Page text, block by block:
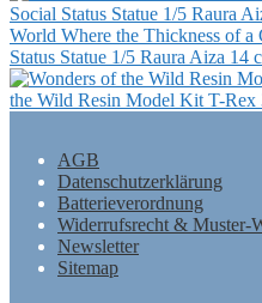
World Where the Thickness of
Status Statue 1/5 Raura Aiza 14
the Wild Resin Model Kit T-Rex
AGB
Datenschutzerklärung
Batterieverordnung
Widerrufsrecht & Muster-
Newsletter
Sitemap